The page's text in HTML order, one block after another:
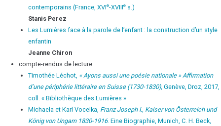
contemporains (France, XVIe-XVIIIe s.)
Stanis Perez
Les Lumières face à la parole de l’enfant : la construction d’un style
enfantin
Jeanne Chiron
compte-rendus de lecture
Timothée Léchot, « Ayons aussi une poésie nationale » Affirmation
d’une périphérie littéraire en Suisse (1730-1830), Genève, Droz, 2017,
coll. « Bibliothèque des Lumières »
Michaela et Karl Vocelka, Franz Joseph I., Kaiser von Österreich und
König von Ungarn 1830-1916. Eine Biographie, Munich, C. H. Beck,